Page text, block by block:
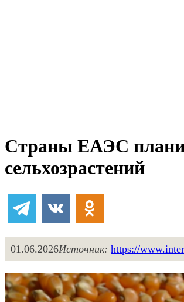
Страны ЕАЭС
сельхозрастений
01.06.2026Источник: https://